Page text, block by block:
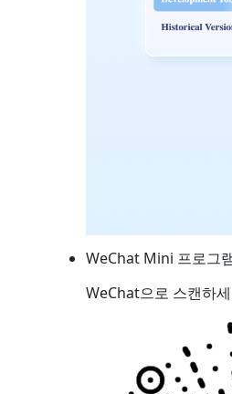
WeChat Mini 프로그
WeChat으로 스캔하